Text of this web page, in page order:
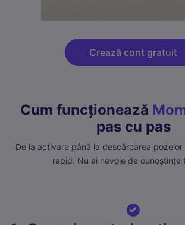
Crează cont gratuit
Cum funcționează
pas cu pas
De la activare până la descărcarea pozelor
rapid. Nu ai nevoie de cunoștințe